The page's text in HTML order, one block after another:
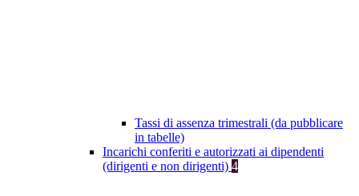
Tassi di assenza trimestrali (da pubblicare
in tabelle)
Incarichi conferiti e autorizzati ai dipendenti
(dirigenti e non dirigenti) 4